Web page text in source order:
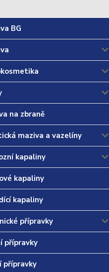
BG
na zbraně
maziva a vazelíny
kapaliny
kapaliny
kapaliny
přípravky
přípravky
přípravky